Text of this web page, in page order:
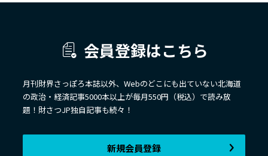
会員登録はこちら
月刊財界さっぽろ本誌以外、Webのどこにも出ていない北海道
の政治・経済記事5000本以上が毎月550円（税込）で読み放
題！財さつJP独自記事も続々！
新規会員登録